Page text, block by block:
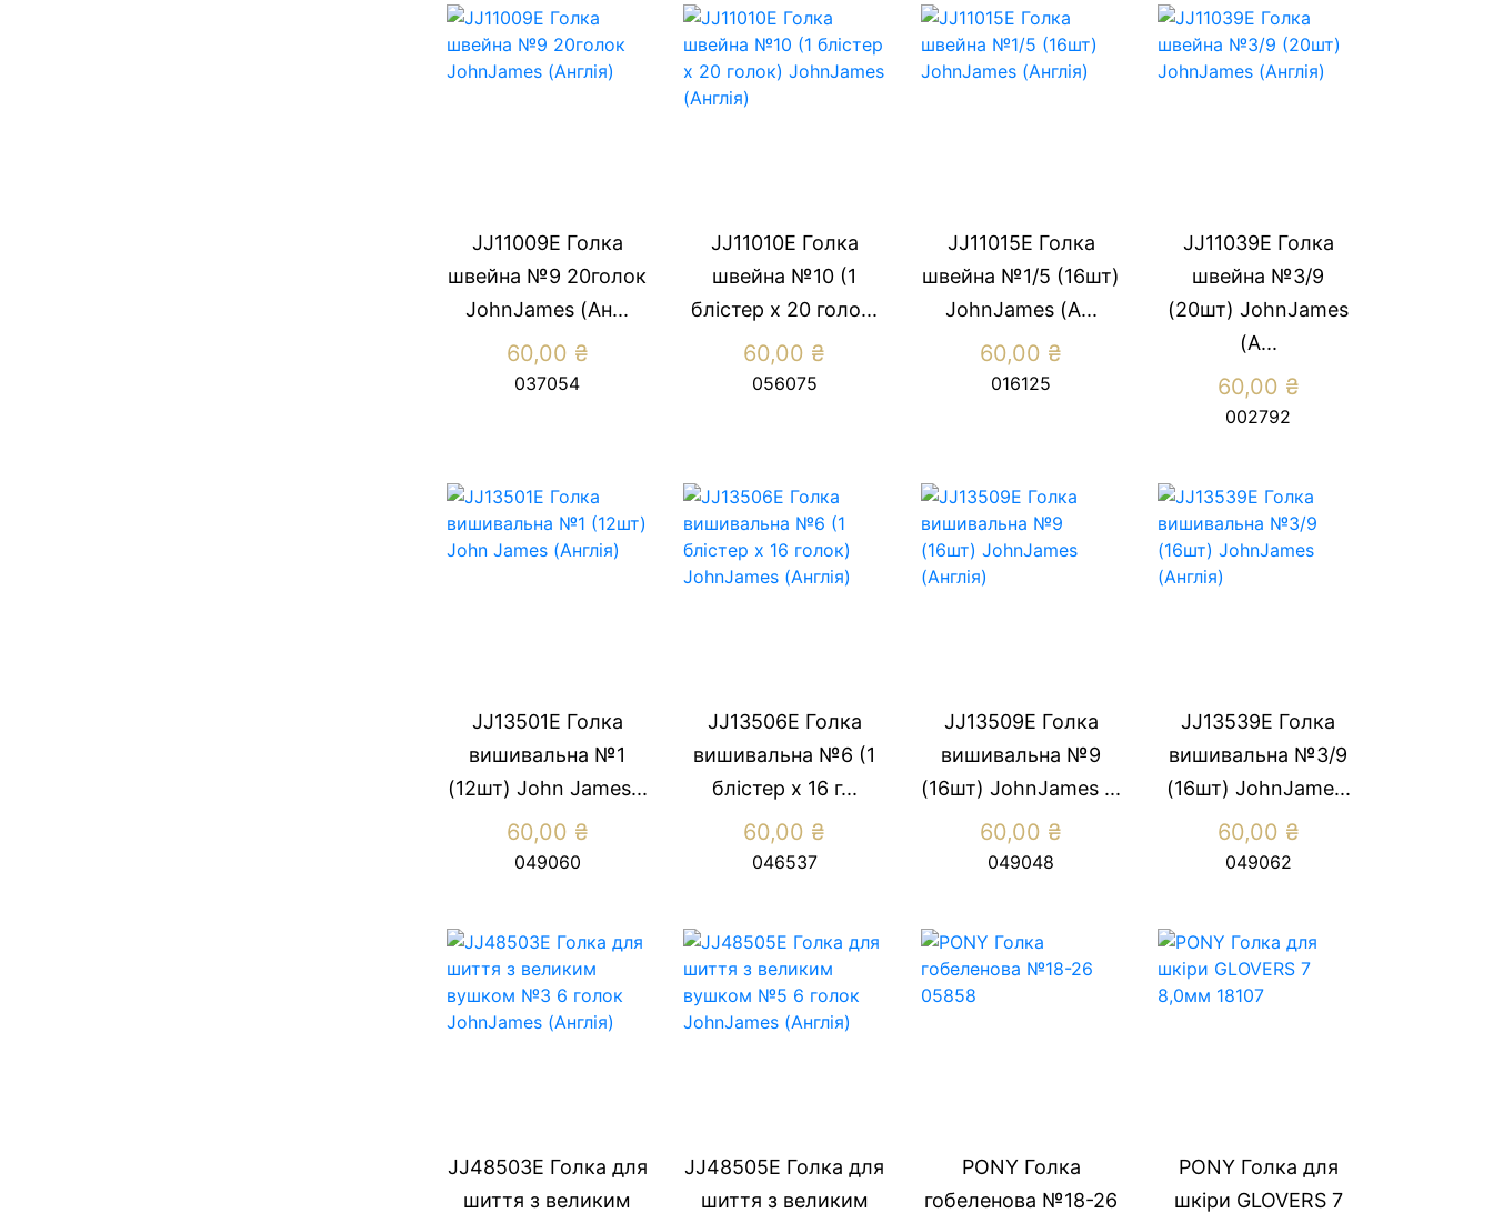
JJ11009E Голка
швейна №9 20голок
JohnJames (Ан...
60,00 ₴
037054
JJ11010E Голка
швейна №10 (1
блістер х 20 голо...
60,00 ₴
056075
JJ11015E Голка
швейна №1/5 (16шт)
JohnJames (А...
60,00 ₴
016125
JJ11039E Голка
швейна №3/9
(20шт) JohnJames
(А...
60,00 ₴
002792
JJ13501Е Голка
вишивальна №1
(12шт) John James...
60,00 ₴
049060
JJ13506E Голка
вишивальна №6 (1
блістер х 16 г...
60,00 ₴
046537
JJ13509E Голка
вишивальна №9
(16шт) JohnJames ...
60,00 ₴
049048
JJ13539E Голка
вишивальна №3/9
(16шт) JohnJame...
60,00 ₴
049062
JJ48503E Голка для
шиття з великим
JJ48505E Голка для
шиття з великим
PONY Голка
гобеленова №18-26
PONY Голка для
шкіри GLOVERS 7